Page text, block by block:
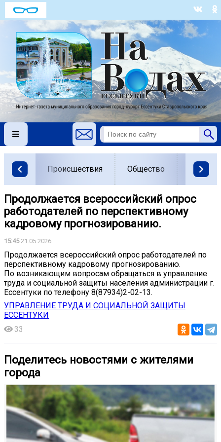
Происшествия Общество Власть
Продолжается всероссийский опрос
работодателей по перспективному
кадровому прогнозированию.
15:4521.05.2026
Продолжается всероссийский опрос работодателей по
перспективному кадровому прогнозированию.
По возникающим вопросам обращаться в управление
труда и социальной защиты населения администрации г.
Ессентуки по телефону 8(87934)2-02-13.
УПРАВЛЕНИЕ ТРУДА И СОЦИАЛЬНОЙ ЗАЩИТЫ
ЕССЕНТУКИ
33
Поделитесь новостями с жителями
города